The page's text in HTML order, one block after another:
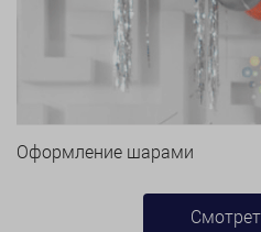
Оформление шарами